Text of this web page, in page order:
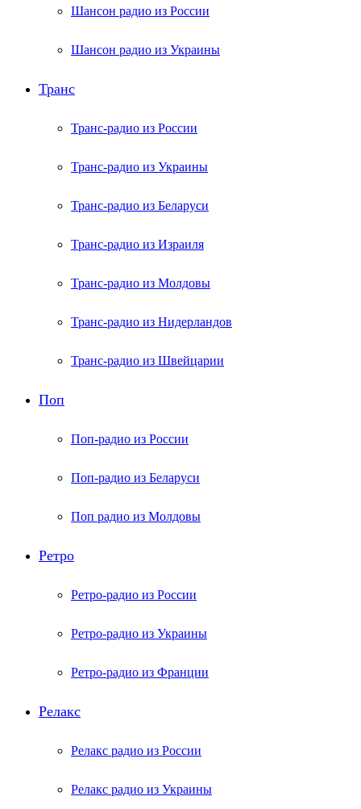
Шансон радио из России
Шансон радио из Украины
Транс
Транс-радио из России
Транс-радио из Украины
Транс-радио из Беларуси
Транс-радио из Израиля
Транс-радио из Молдовы
Транс-радио из Нидерландов
Транс-радио из Швейцарии
Поп
Поп-радио из России
Поп-радио из Беларуси
Поп радио из Молдовы
Ретро
Ретро-радио из России
Ретро-радио из Украины
Ретро-радио из Франции
Релакс
Релакс радио из России
Релакс радио из Украины